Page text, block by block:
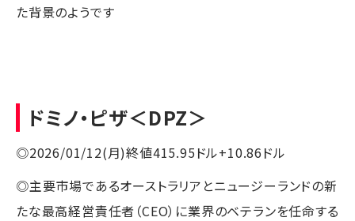
た背景のようです
ドミノ・ピザ＜DPZ＞
◎2026/01/12(月)終値415.95ドル+10.86ドル
◎主要市場であるオーストラリアとニュージーランドの新
たな最高経営責任者（CEO）に業界のベテランを任命する